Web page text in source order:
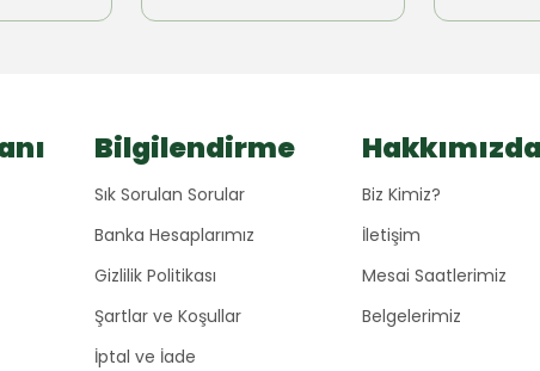
Bilgilendirme
Sık Sorulan Sorular
Banka Hesaplarımız
Gizlilik Politikası
Şartlar ve Koşullar
İptal ve İade
Biz Kimiz?
İletişim
Mesai Saatlerimiz
Belgelerimiz